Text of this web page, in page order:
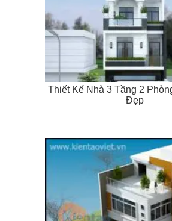
Thiết Kế Nhà 3 Tầng 2
Đẹp